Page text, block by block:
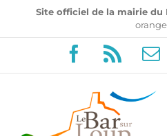
au
Site officiel de la mairie du
Facebook
Rss